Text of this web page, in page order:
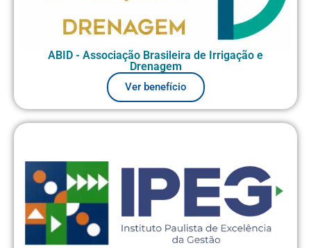
ABID - Associação Brasileira de Irrigação e
Drenagem
Ver benefício